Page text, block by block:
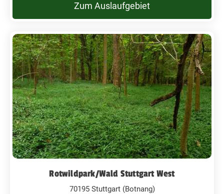
Zum Auslaufgebiet
Rotwildpark/Wald Stuttgart West
70195 Stuttgart (Botnang)